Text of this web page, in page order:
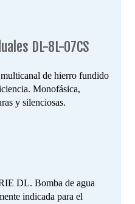
DL-8L-07CS
de hierro fundido
Monofásica,
y silenciosas.
DL. Bomba de agua
indicada para el